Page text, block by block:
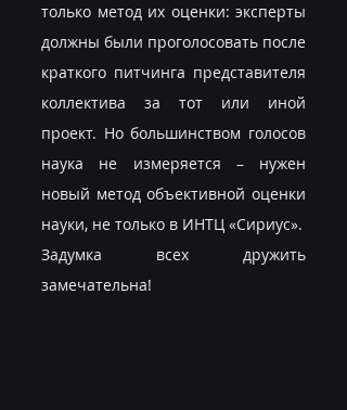
только метод их оценки: эксперты
должны были проголосовать после
краткого питчинга представителя
коллектива за тот или иной
проект. Но большинством голосов
наука не измеряется – нужен
новый метод объективной оценки
науки, не только в ИНТЦ «Сириус».
Задумка всех дружить
замечательна!